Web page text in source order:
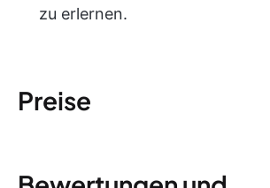
zu erlernen.
Preise